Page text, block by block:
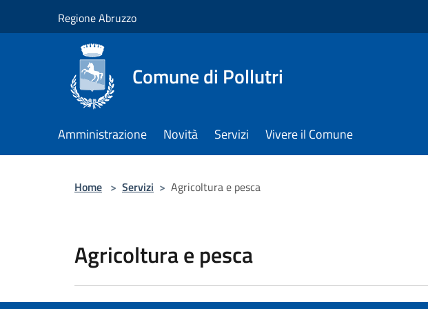
Regione Abruzzo
Comune di Pollutri
Amministrazione Novità Servizi Vivere il Comune
Home > Servizi > Agricoltura e pesca
Agricoltura e pesca